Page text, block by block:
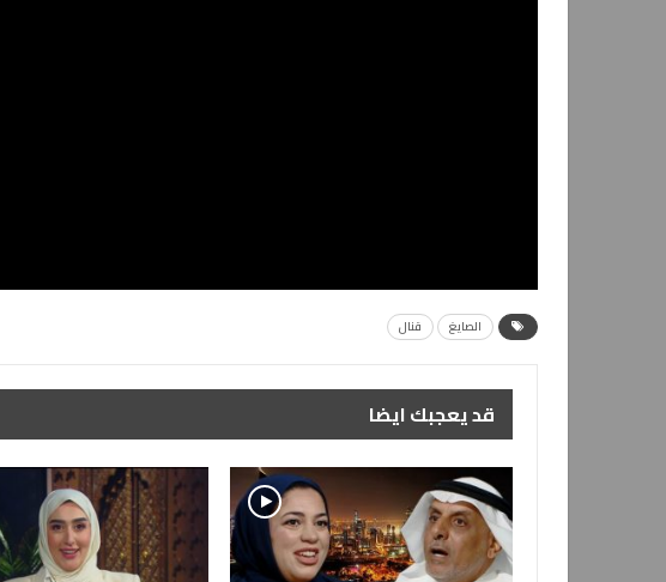
الصايغ قنال
قد يعجبك ايضا